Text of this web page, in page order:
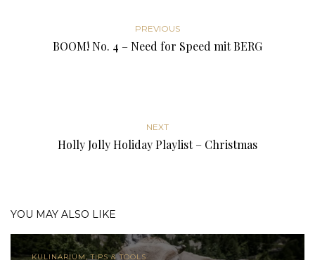
PREVIOUS
BOOM! No. 4 – Need for Speed mit BERG
NEXT
Holly Jolly Holiday Playlist – Christmas
YOU MAY ALSO LIKE
KULINARIUM, TIPS & TOOLS